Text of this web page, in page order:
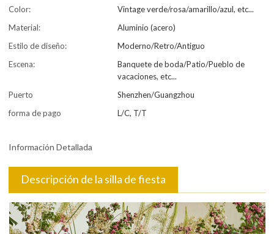
Color:
Vintage verde/rosa/amarillo/azul, etc...
Material:
Aluminio (acero)
Estilo de diseño:
Moderno/Retro/Antiguo
Escena:
Banquete de boda/Patio/Pueblo de
vacaciones, etc...
Puerto
Shenzhen/Guangzhou
forma de pago
L/C, T/T
Información Detallada
Descripción de la silla de fiesta